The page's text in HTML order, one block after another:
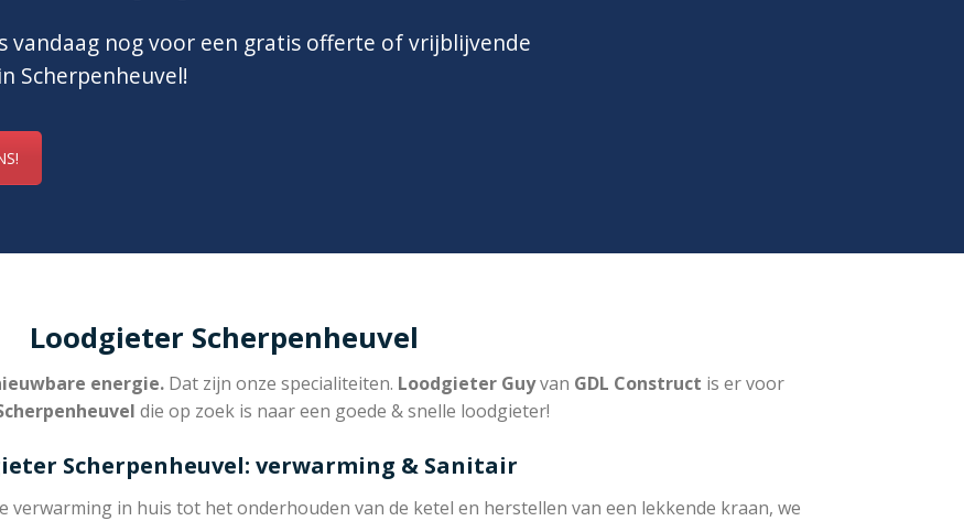
vandaag nog voor een gratis offerte of vrijblijvende
Scherpenheuvel!
Loodgieter Scherpenheuvel
energie.Dat zijn onze specialiteiten. Loodgieter Guyvan GDL Construct is er voor
die op zoek is naar een goede & snelle loodgieter!
Scherpenheuvel: verwarming & Sanitair
verwarming in huis tot het onderhouden van de ketel en herstellen van een lekkende kraan, we